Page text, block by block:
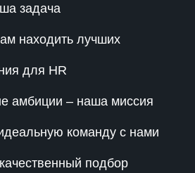
задача
находить лучших
для HR
амбиции – наша миссия
команду с нами
подбор